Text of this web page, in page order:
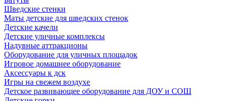
Шведские стенки
Маты детские для шведских стенок
Детские качели
Детские уличные комплексы
Надувные аттракционы
Оборудование для уличных площадок
Игровое домашнее оборудование
Аксессуары к дск
Игры на свежем воздухе
Детское развивающее оборудование для ДОУ и СОШ